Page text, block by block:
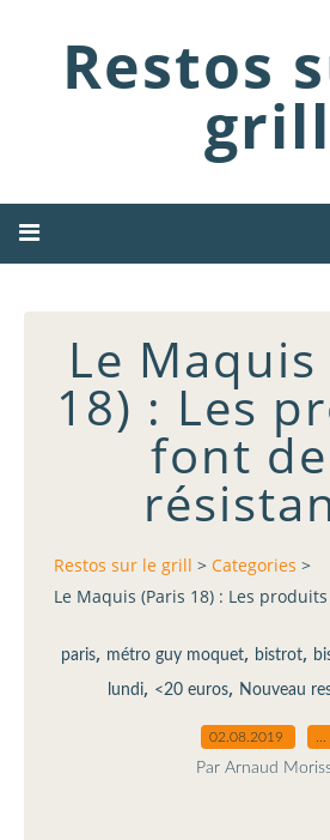
Restos
grill
Le Maquis
18) : Les
font
Restos sur le grill > Categories >
Le Maquis (Paris 18) : Les
paris, métro guy moquet, bistrot,
lundi, <20 euros, Nouveau
02.08.2019
Par Arnaud